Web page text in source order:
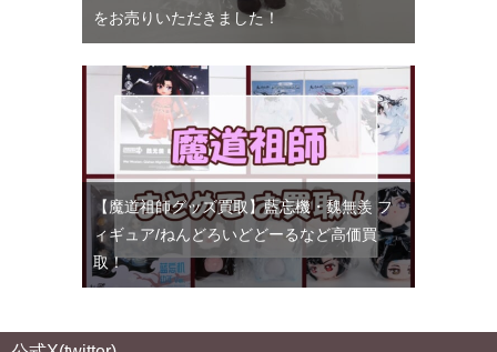
をお売りいただきました！
【魔道祖師グッズ買取】藍忘機・魏無羨 フ
ィギュア/ねんどろいどどーるなど高価買
取！